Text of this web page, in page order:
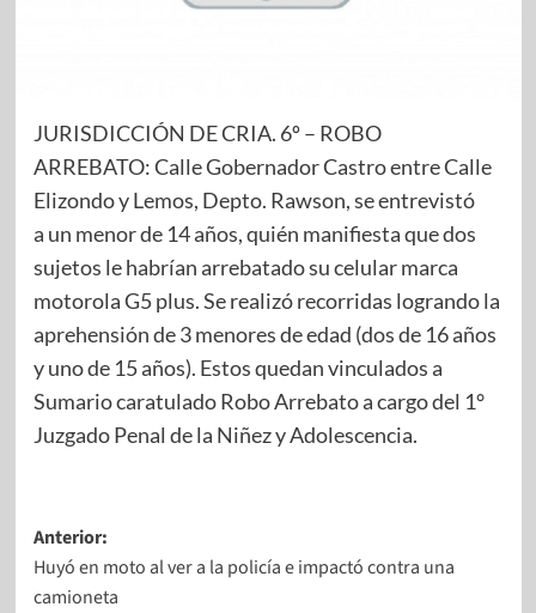
JURISDICCIÓN DE CRIA. 6º – ROBO
ARREBATO: Calle Gobernador Castro entre Calle
Elizondo y Lemos, Depto. Rawson, se entrevistó
a un menor de 14 años, quién manifiesta que dos
sujetos le habrían arrebatado su celular marca
motorola G5 plus. Se realizó recorridas logrando la
aprehensión de 3 menores de edad (dos de 16 años
y uno de 15 años). Estos quedan vinculados a
Sumario caratulado Robo Arrebato a cargo del 1°
Juzgado Penal de la Niñez y Adolescencia.
Anterior:
Huyó en moto al ver a la policía e impactó contra una
camioneta